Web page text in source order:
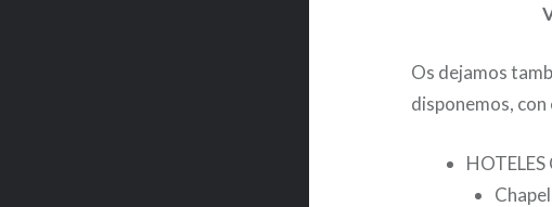
Os dejamos
disponemos,
HOTELES